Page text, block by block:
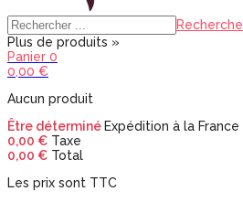
Recherche
Plus de produits »
Panier 0
0,00 €
Aucun produit
Être déterminé Expédition à la France
0,00 € Taxe
0,00 € Total
Les prix sont TTC